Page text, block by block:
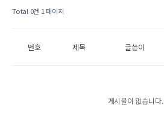
Total 0건 1 페이지
번호 제목 글쓴이
게시물이 없습니다.